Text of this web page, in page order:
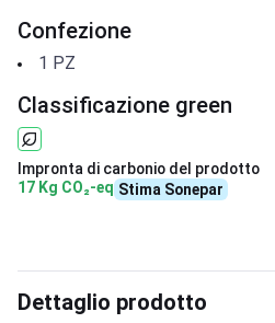
Confezione
1 PZ
Classificazione green
Impronta di carbonio del prodotto
17 Kg CO₂-eq Stima Sonepar
Dettaglio prodotto